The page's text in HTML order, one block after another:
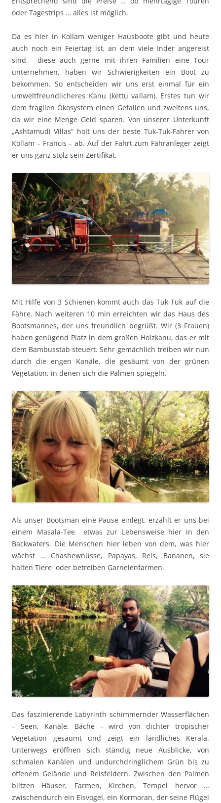
oder Tagestrips … alles ist möglich.
Da es hier in Kollam weniger Hausboote gibt und heute
auch noch ein Feiertag ist, an dem viele Inder angereist
sind, diese auch gerne mit ihren Familien eine Tour
unternehmen, haben wir Schwierigkeiten ein Boot zu
bekommen. So entscheiden wir uns erst einmal für ein
umweltfreundlicheres Kanu (kettu vallam). Erstes tun wir
dem fragilen Ökosystem einen Gefallen und zweitens uns,
da wir eine Menge Geld sparen. Von unserer Unterkunft
„Ashtamudi Villas“ holt uns der beste Tuk-Tuk-Fahrer von
Kollam – Francis – ab. Auf der Fahrt zum Fähranleger zeigt
er uns ganz stolz sein Zertifikat.
Mit Hilfe von 3 Schienen kommt auch das Tuk-Tuk auf die
Fähre. Nach weiteren 10 min erreichten wir das Haus des
Bootsmannes, der uns freundlich begrüßt. Wir (3 Frauen)
haben genügend Platz in dem großen Holzkanu, das er mit
dem Bambusstab steuert. Sehr gemächlich treiben wir nun
durch die engen Kanäle, die gesäumt von der grünen
Vegetation, in denen sich die Palmen spiegeln.
Als unser Bootsman eine Pause einlegt, erzählt er uns bei
einem Masala-Tee etwas zur Lebensweise hier in den
Backwaters. Die Menschen hier leben von dem, was hier
wächst … Chashewnüsse, Papayas, Reis, Bananen, sie
halten Tiere oder betreiben Garnelenfarmen.
Das faszinierende Labyrinth schimmernder Wasserflächen
– Seen, Kanäle, Bäche – wird von dichter tropischer
Vegetation gesäumt und zeigt ein ländliches Kerala.
Unterwegs eröffnen sich ständig neue Ausblicke, von
schmalen Kanälen und undurchdringlichem Grün bis zu
offenem Gelände und Reisfeldern. Zwischen den Palmen
blitzen Häuser, Farmen, Kirchen, Tempel hervor …
zwischendurch ein Eisvogel, ein Kormoran, der seine Flügel